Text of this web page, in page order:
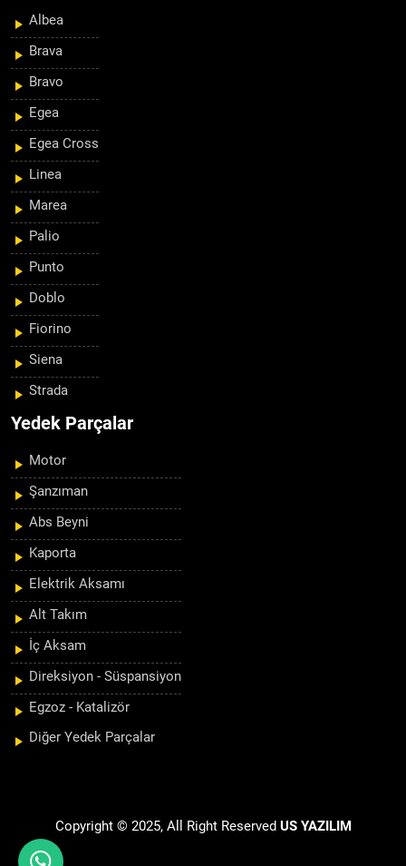
Albea
Brava
Bravo
Egea
Egea Cross
Linea
Marea
Palio
Punto
Doblo
Fiorino
Siena
Strada
Yedek Parçalar
Motor
Şanzıman
Abs Beyni
Kaporta
Elektrik Aksamı
Alt Takım
İç Aksam
Direksiyon - Süspansiyon
Egzoz - Katalizör
Diğer Yedek Parçalar
Copyright © 2025, All Right Reserved US YAZILIM